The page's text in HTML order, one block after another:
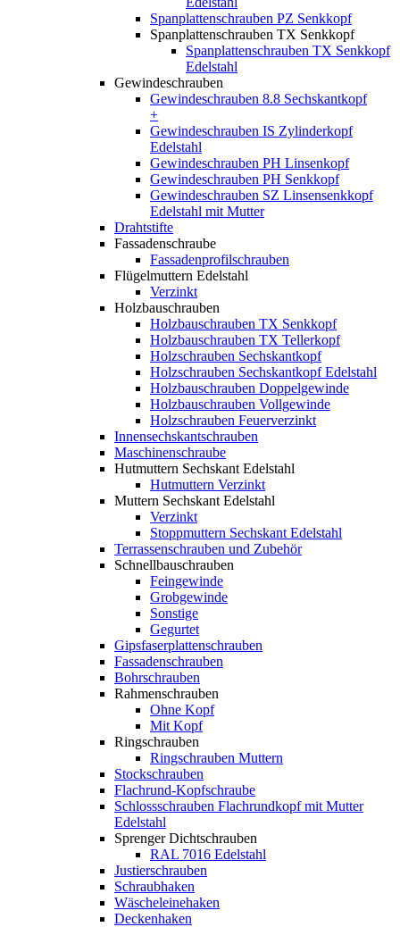
Spanplattenschrauben PZ Senkkopf
Spanplattenschrauben TX Senkkopf
Spanplattenschrauben TX Senkkopf
Edelstahl
Gewindeschrauben
Gewindeschrauben 8.8 Sechskantkopf
+
Gewindeschrauben IS Zylinderkopf
Edelstahl
Gewindeschrauben PH Linsenkopf
Gewindeschrauben PH Senkkopf
Gewindeschrauben SZ Linsensenkkopf
Edelstahl mit Mutter
Drahtstifte
Fassadenschraube
Fassadenprofilschrauben
Flügelmuttern Edelstahl
Verzinkt
Holzbauschrauben
Holzbauschrauben TX Senkkopf
Holzbauschrauben TX Tellerkopf
Holzschrauben Sechskantkopf
Holzschrauben Sechskantkopf Edelstahl
Holzbauschrauben Doppelgewinde
Holzbauschrauben Vollgewinde
Holzschrauben Feuerverzinkt
Innensechskantschrauben
Maschinenschraube
Hutmuttern Sechskant Edelstahl
Hutmuttern Verzinkt
Muttern Sechskant Edelstahl
Verzinkt
Stoppmuttern Sechskant Edelstahl
Terrassenschrauben und Zubehör
Schnellbauschrauben
Feingewinde
Grobgewinde
Sonstige
Gegurtet
Gipsfaserplattenschrauben
Fassadenschrauben
Bohrschrauben
Rahmenschrauben
Ohne Kopf
Mit Kopf
Ringschrauben
Ringschrauben Muttern
Stockschrauben
Flachrund-Kopfschraube
Schlossschrauben Flachrundkopf mit Mutter
Edelstahl
Sprenger Dichtschrauben
RAL 7016 Edelstahl
Justierschrauben
Schraubhaken
Wäscheleinehaken
Deckenhaken